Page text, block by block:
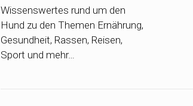
Wissenswertes rund um den
Hund zu den Themen Ernährung,
Gesundheit, Rassen, Reisen,
Sport und mehr…